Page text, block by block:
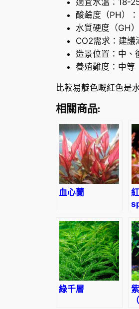
酸鹼度（PH）
水質硬度（GH
CO2需求：建議
造景位置：中、
養殖難度：中等
比較易靛色嘅紅色是
相關商品:
血心蘭
綠千層